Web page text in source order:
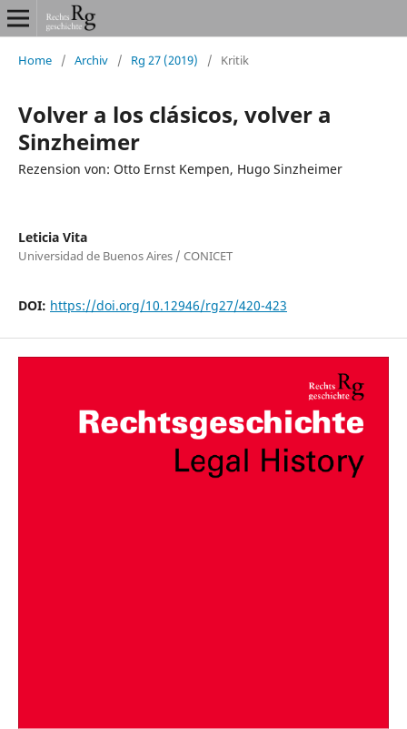
Home / Archiv / Rg 27 (2019) / Kritik
Volver a los clásicos, volver a
Sinzheimer
Rezension von: Otto Ernst Kempen, Hugo Sinzheimer
Leticia Vita
Universidad de Buenos Aires / CONICET
DOI: https://doi.org/10.12946/rg27/420-423